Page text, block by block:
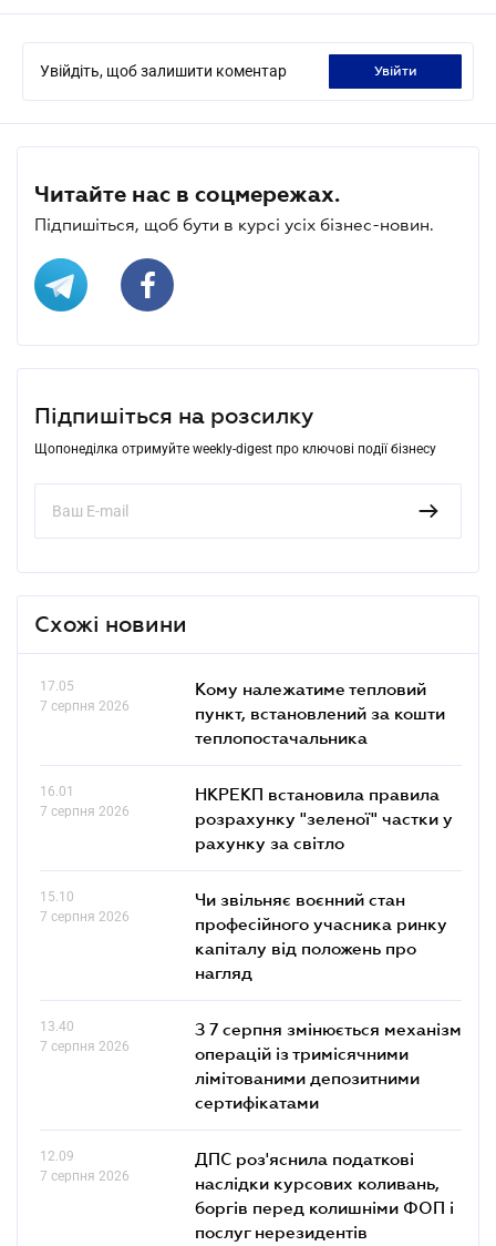
Увійдіть, щоб залишити коментар увійти
Читайте нас в соцмережах.
Підпишіться, щоб бути в курсі усіх бізнес-новин.
Підпишіться на розсилку
Щопонеділка отримуйте weekly-digest про ключові події бізнесу
Схожі новини
17.05
7 серпня 2026
Кому належатиме тепловий
пункт, встановлений за кошти
теплопостачальника
16.01
7 серпня 2026
НКРЕКП встановила правила
розрахунку "зеленої" частки у
рахунку за світло
15.10
7 серпня 2026
Чи звільняє воєнний стан
професійного учасника ринку
капіталу від положень про
нагляд
13.40
7 серпня 2026
З 7 серпня змінюється механізм
операцій із тримісячними
лімітованими депозитними
сертифікатами
12.09
7 серпня 2026
ДПС роз'яснила податкові
наслідки курсових коливань,
боргів перед колишніми ФОП і
послуг нерезидентів